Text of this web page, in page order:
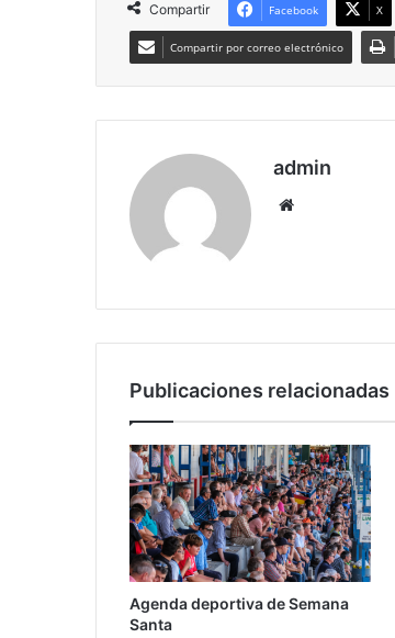
Compartir Facebook X
Compartir por correo electrónico
admin
Publicaciones relacionadas
Agenda deportiva de Semana
Santa